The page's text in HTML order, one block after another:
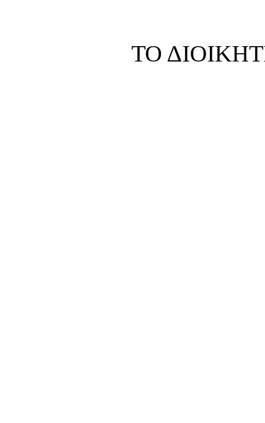
ΤΟ